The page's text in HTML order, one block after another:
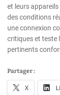
et leurs
des conditions
une connexion
critiques et teste
pertinents
Partager :
X